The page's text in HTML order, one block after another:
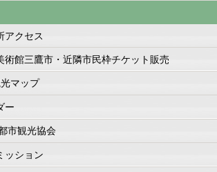
アクセス
術館三鷹市・近隣市民枠チケット販売
マップ
ー
市観光協会
ッション